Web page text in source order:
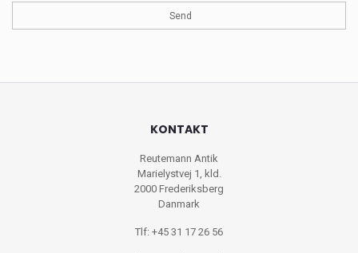
KONTAKT
Reutemann Antik
Marielystvej 1, kld.
2000 Frederiksberg
Danmark
Tlf: +45 31 17 26 56